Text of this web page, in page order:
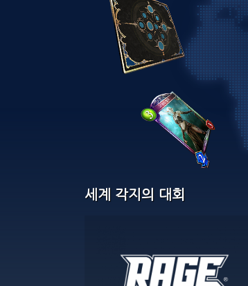
세계 각지의 대회